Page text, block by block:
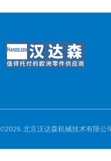
©2026 北京汉达森机械技术有限公